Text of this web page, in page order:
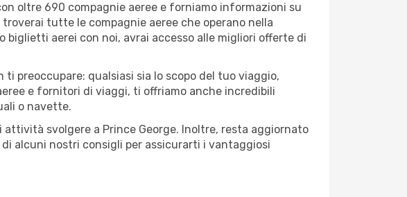
oltre 690 compagnie aeree e forniamo informazioni su
tutte le compagnie aeree che operano nella
biglietti aerei con noi, avrai accesso alle migliori offerte di
ti preoccupare: qualsiasi sia lo scopo del tuo viaggio,
e fornitori di viaggi, ti offriamo anche incredibili
o navette.
svolgere a Prince George. Inoltre, resta aggiornato
alcuni nostri consigli per assicurarti i vantaggiosi